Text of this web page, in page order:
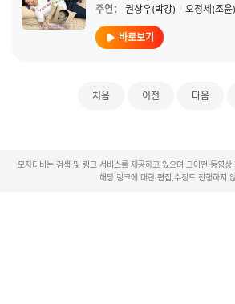
주연：
권상우(박강) / 오정세(조윤)
바로보기
처음 이전 다음
모자티비는 검색 및 링크 서비스를 제공하고 있으며 그어떤 동영상
해당 링크에 대한 편집,수정도 진행하지